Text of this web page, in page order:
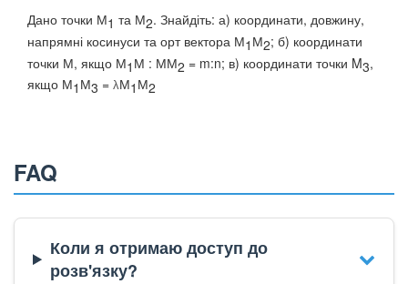
Дано точки М1 та М2. Знайдіть: а) координати, довжину,
напрямні косинуси та орт вектора М1 М2; б) координати
точки М, якщо М1 М : ММ2 = m:n; в) координати точки M3,
якщо М1 М3 = λМ1 М2
FAQ
Коли я отримаю доступ до
розв'язку?